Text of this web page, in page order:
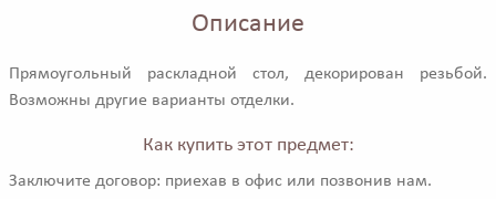
Описание
Прямоугольный раскладной стол, декорирован резьбой.
Возможны другие варианты отделки.
Как купить этот предмет:
Заключите договор: приехав в офис или позвонив нам.